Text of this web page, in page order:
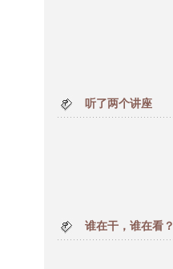
听了两个讲座
谁在干，谁在看？